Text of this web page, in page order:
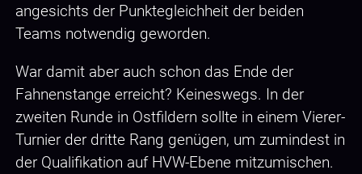
angesichts der Punktegleichheit der beiden
Teams notwendig geworden.
War damit aber auch schon das Ende der
Fahnenstange erreicht? Keineswegs. In der
zweiten Runde in Ostfildern sollte in einem Vierer-
Turnier der dritte Rang genügen, um zumindest in
der Qualifikation auf HVW-Ebene mitzumischen.